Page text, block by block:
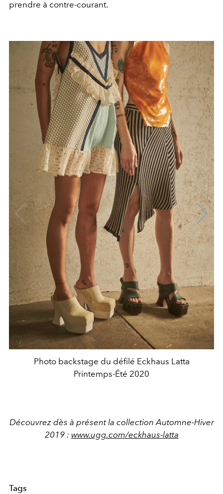
prendre à contre-courant.
Photo backstage du défilé Eckhaus Latta
Printemps-Été 2020
Découvrez dès à présent la collection Automne-Hiver
2019 : www.ugg.com/eckhaus-latta
Tags